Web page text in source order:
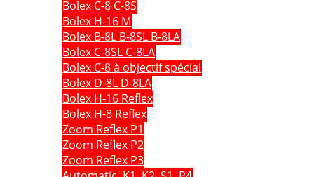
Bolex C-8 C-8S
Bolex H-16 M
Bolex B-8L B-8SL B-8LA
Bolex C-8SL C-8LA
Bolex C-8 à objectif spécial
Bolex D-8L D-8LA
Bolex H-16 Reflex
Bolex H-8 Reflex
Zoom Reflex P1
Zoom Reflex P2
Zoom Reflex P3